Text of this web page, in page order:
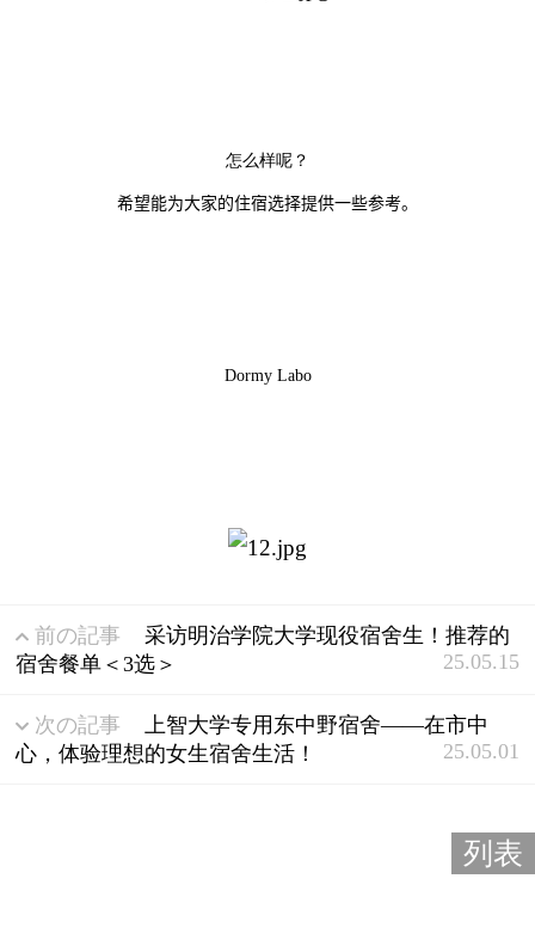
怎么样呢？
希望能为大家的住宿选择提供一些参考。
Dormy Labo
前の記事
采访明治学院大学现役宿舍生！推荐的
宿舍餐单＜3选＞
25.05.15
次の記事
上智大学专用东中野宿舍——在市中
心，体验理想的女生宿舍生活！
25.05.01
列表